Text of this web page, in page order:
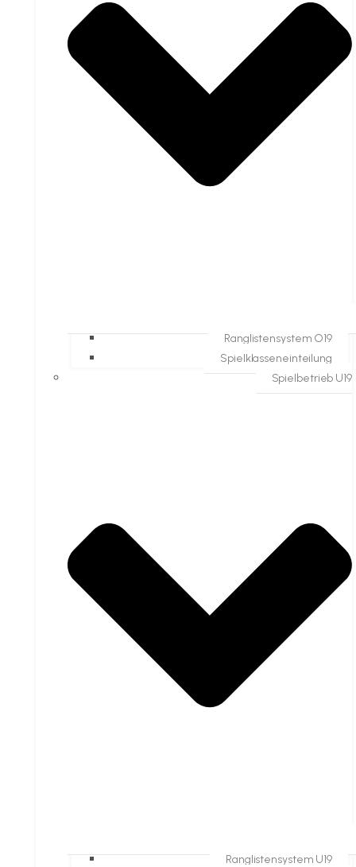
Ranglistensystem O19
Spielklasseneinteilung
Spielbetrieb U19
Ranglistensystem U19